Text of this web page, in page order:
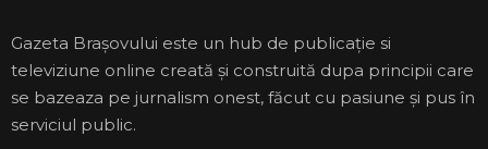
Gazeta Brașovului este un hub de publicație si
televiziune online creată și construită dupa principii care
se bazeaza pe jurnalism onest, făcut cu pasiune și pus în
serviciul public.